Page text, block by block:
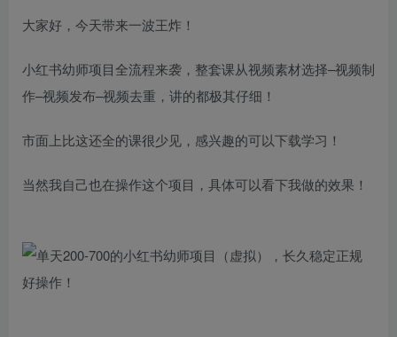
大家好，今天带来一波王炸！
小红书幼师项目全流程来袭，整套课从视频素材选择–视频制
作–视频发布–视频去重，讲的都极其仔细！
市面上比这还全的课很少见，感兴趣的可以下载学习！
当然我自己也在操作这个项目，具体可以看下我做的效果！